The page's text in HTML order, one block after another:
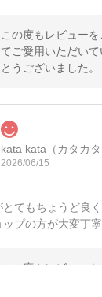
この度もレビュー
てご愛用いただい
とうございました
kata kata（カタカ
2026/06/15
てもちょうど良
ップの方が大変丁
この度もレビュー